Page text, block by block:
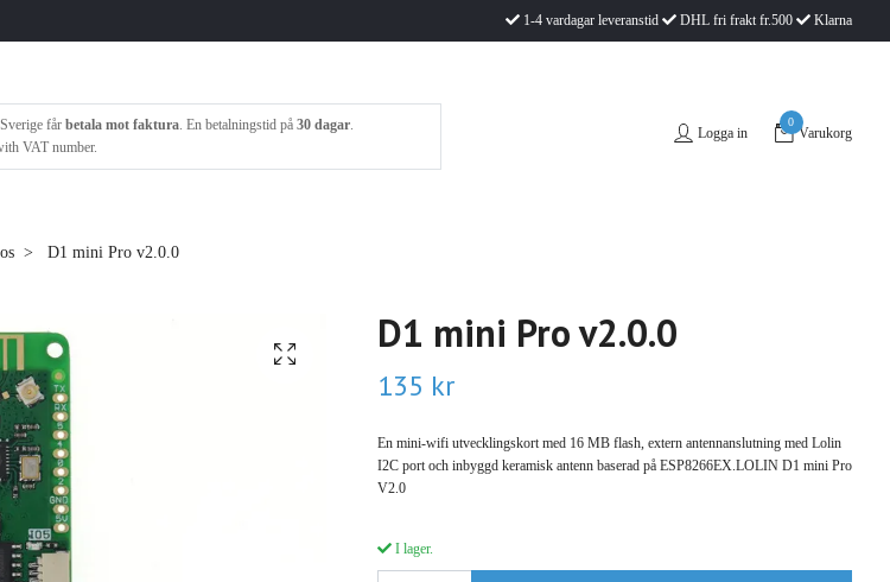
1-4 vardagar leveranstid DHL fri frakt fr.500 Klarna
fårbetala mot faktura . En betalningstid på30 dagar
VAT number.
Logga in
0
Varukorg
D1 mini Pro v2.0.0
D1 mini Pro v2.0.0
135 kr
En mini-wifi utvecklingskort med 16 MB flash, extern antennanslutning med Lolin
I2C port och inbyggd keramisk antenn baserad på ESP8266EX.LOLIN D1 mini Pro
V2.0
I lager.